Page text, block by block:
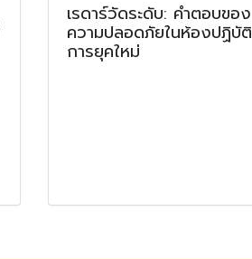
เรดาร์วัดระดับ: คำตอบของ
ความปลอดภัยในห้องปฏิบัติ
การยุคใหม่